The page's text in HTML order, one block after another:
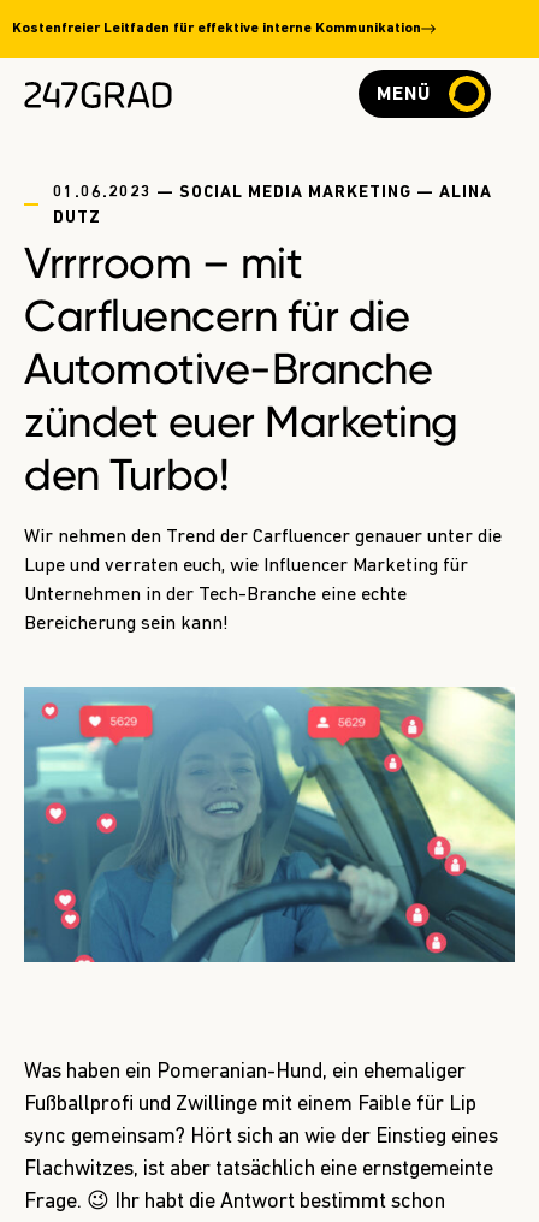
Kostenfreier Leitfaden für effektive interne Kommunikation
MENÜ
01.06.2023 — SOCIAL MEDIA MARKETING — ALINA
DUTZ
Vrrrroom – mit
Carfluencern für die
Automotive-Branche
zündet euer Marketing
den Turbo!
Wir nehmen den Trend der Carfluencer genauer unter die
Lupe und verraten euch, wie Influencer Marketing für
Unternehmen in der Tech-Branche eine echte
Bereicherung sein kann!
Was haben ein Pomeranian-Hund, ein ehemaliger
Fußballprofi und Zwillinge mit einem Faible für Lip
sync gemeinsam? Hört sich an wie der Einstieg eines
Flachwitzes, ist aber tatsächlich eine ernstgemeinte
Frage. 😉 Ihr habt die Antwort bestimmt schon